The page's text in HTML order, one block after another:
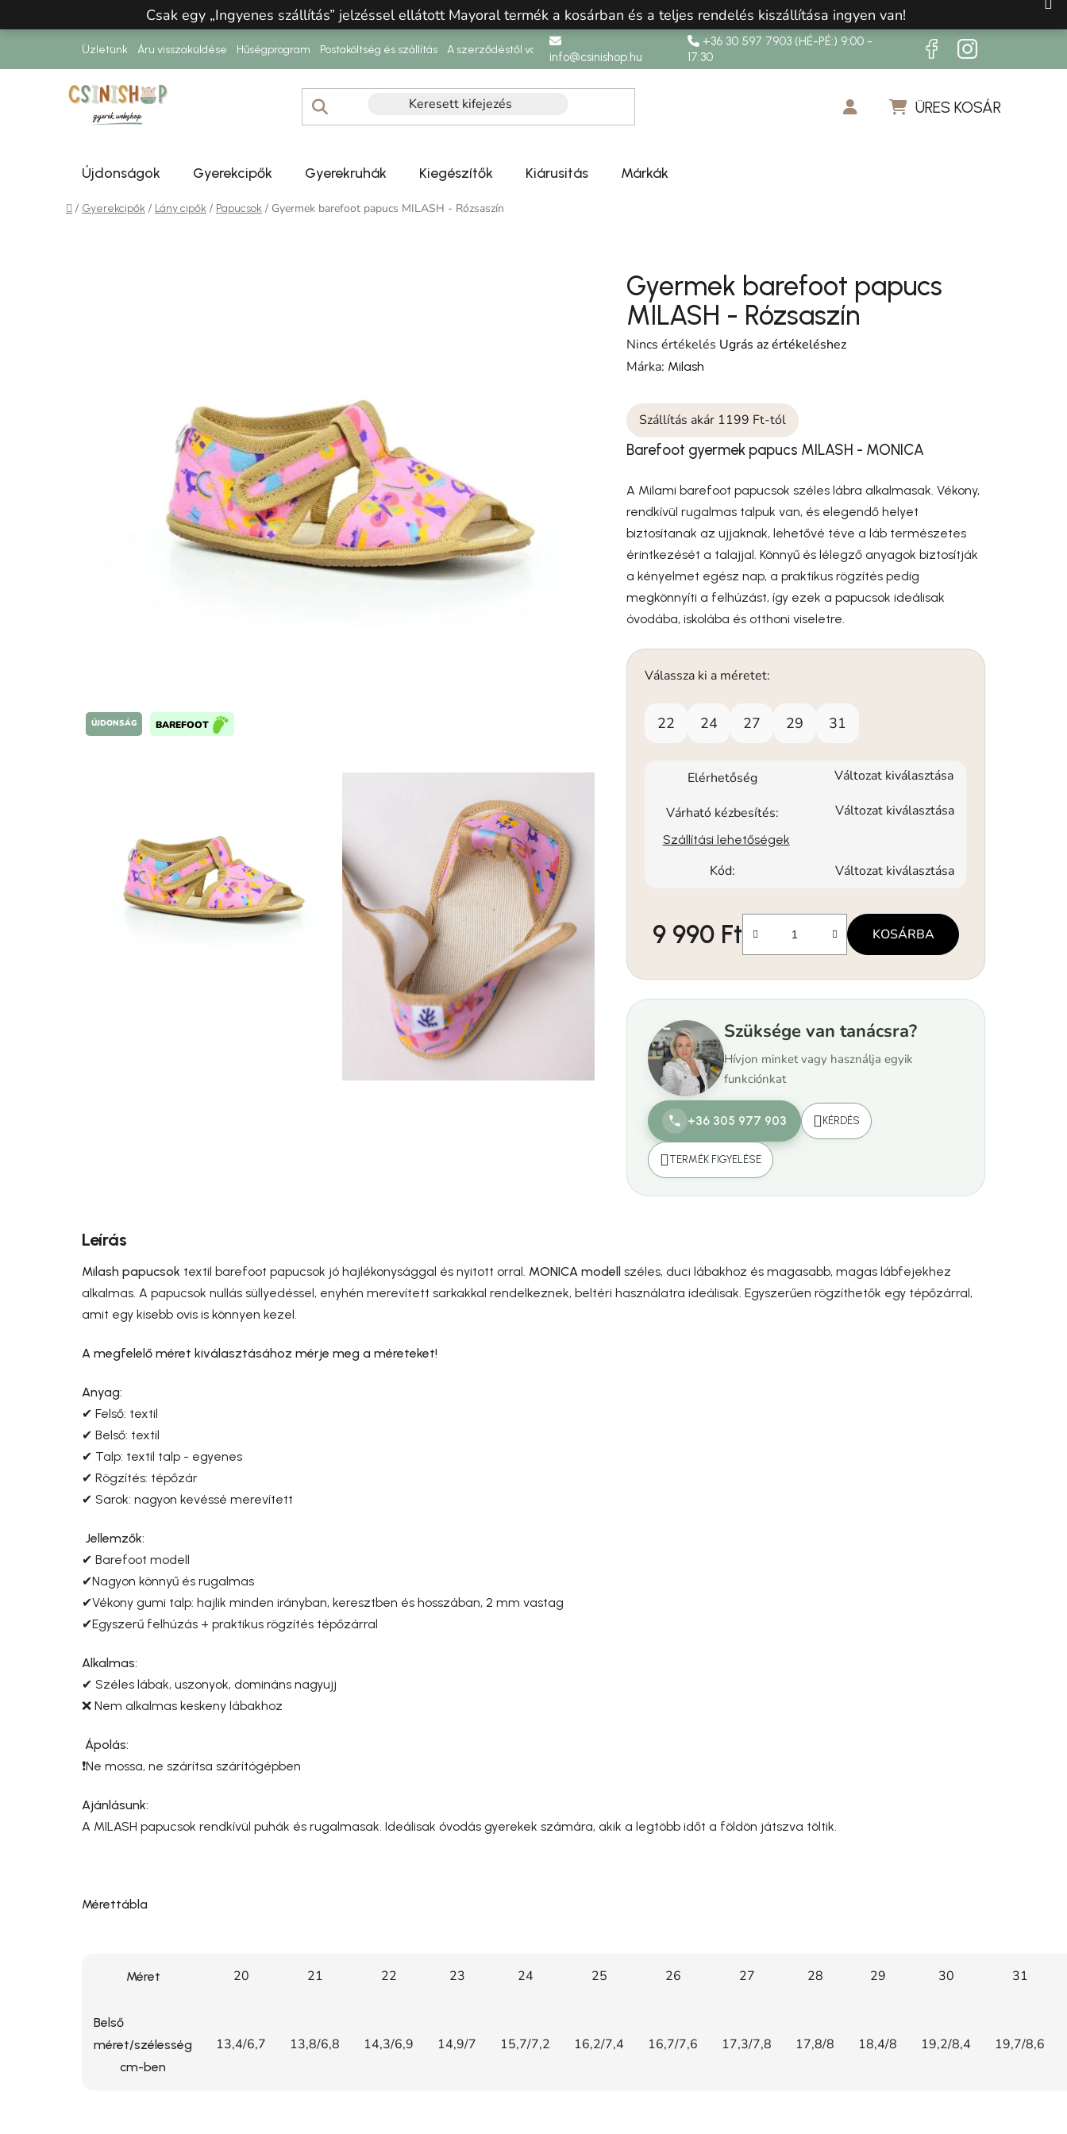
Csak egy „Ingyenes szállítás” jelzéssel ellátott Mayoral termék a kosárban és a teljes rendelés kiszállítása ingyen van!
Üzletünk Áru visszaküldése Hűségprogram Postaköltség és szállítás A szerződéstől való elállásinfo@csinishop.hu
+36 30 597 7903 (HÉ-PÉ:) 9:00 -
17:30
ÜRES KOSÁR
Újdonságok Gyerekcipők Gyerekruhák Kiegészítők Kiárusitás Márkák
Kezdőlap
/ Gyerekcipők / Lány cipők / Papucsok / Gyermek barefoot papucs MILASH - Rózsaszín
Gyermek barefoot papucs
MILASH - Rózsaszín
A termék átlagos értékelése 5-ből 0,0 csillag.
Nincs értékelés Ugrás az értékeléshez
Márka: Milash
Szállítás akár 1199 Ft-tól
Barefoot gyermek papucs MILASH - MONICA
A Milami barefoot papucsok széles lábra alkalmasak. Vékony,
rendkívül rugalmas talpuk van, és elegendő helyet
biztosítanak az ujjaknak, lehetővé téve a láb természetes
érintkezését a talajjal. Könnyű és lélegző anyagok biztosítják
a kényelmet egész nap, a praktikus rögzítés pedig
megkönnyíti a felhúzást, így ezek a papucsok ideálisak
óvodába, iskolába és otthoni viseletre.
Válassza ki a méretet:
22 24 27 29 31
Elérhetőség Változat kiválasztása
Várható kézbesítés: Változat kiválasztása
Szállítási lehetőségek
Kód: Változat kiválasztása
9 990 Ft KOSÁRBA
Szüksége van tanácsra?
Hívjon minket vagy használja egyik
funkciónkat
+36 305 977 903 KÉRDÉS
TERMÉK FIGYELÉSE
ÚJDONSÁG BAREFOOT
Leírás
Milash papucsok textil barefoot papucsok jó hajlékonysággal és nyitott orral. MONICA modell széles, duci lábakhoz és magasabb, magas lábfejekhez
alkalmas. A papucsok nullás süllyedéssel, enyhén merevített sarkakkal rendelkeznek, beltéri használatra ideálisak. Egyszerűen rögzíthetők egy tépőzárral,
amit egy kisebb ovis is könnyen kezel.
A megfelelő méret kiválasztásához mérje meg a méreteket!
Anyag:
✔ Felső: textil
✔ Belső: textil
✔ Talp: textil talp - egyenes
✔ Rögzítés: tépőzár
✔ Sarok: nagyon kevéssé merevített
Jellemzők:
✔ Barefoot modell
✔Nagyon könnyű és rugalmas
✔Vékony gumi talp: hajlik minden irányban, keresztben és hosszában, 2 mm vastag
✔Egyszerű felhúzás + praktikus rögzítés tépőzárral
Alkalmas:
✔ Széles lábak, uszonyok, domináns nagyujj
❌ Nem alkalmas keskeny lábakhoz
Ápolás:
❗Ne mossa, ne szárítsa szárítógépben
Ajánlásunk:
A MILASH papucsok rendkívül puhák és rugalmasak. Ideálisak óvodás gyerekek számára, akik a legtöbb időt a földön játszva töltik.
Mérettábla
Méret 20 21 22 23 24 25 26 27 28 29 30 31
Belső
méret/szélesség
cm-ben
13,4/6,7 13,8/6,8 14,3/6,9 14,9/7 15,7/7,2 16,2/7,4 16,7/7,6 17,3/7,8 17,8/8 18,4/8 19,2/8,4 19,7/8,6